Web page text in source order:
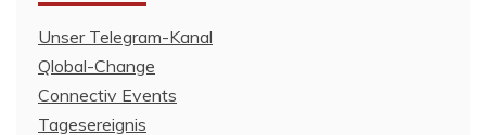
Unser Telegram-Kanal
Qlobal-Change
Connectiv Events
Tagesereignis